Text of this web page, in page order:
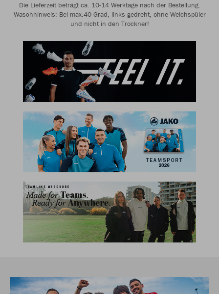
Die Lieferzeit beträgt ca. 10-14 Werktage nach der Bestellung.
Waschhinweis: Bei max.40 Grad, links gedreht, ohne Weichspüler
und nicht in den Trockner!